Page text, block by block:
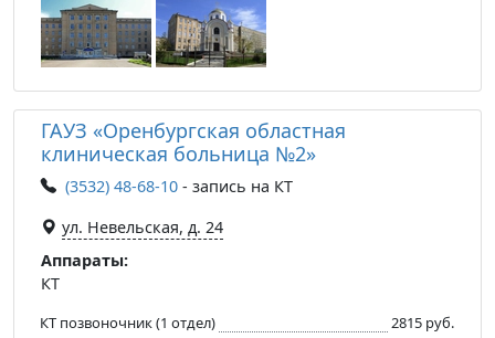
ГАУЗ «Оренбургская областная
клиническая больница №2»
(3532) 48-68-10 - запись на КТ
ул. Невельская, д. 24
Аппараты:
КТ
КТ позвоночник (1 отдел) 2815 руб.